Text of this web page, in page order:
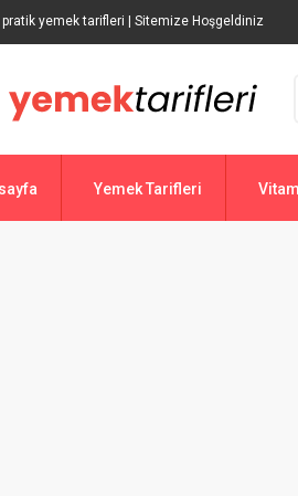
pratik yemek tarifleri | Sitemize Hoşgeldiniz
Yemek Tarifleri